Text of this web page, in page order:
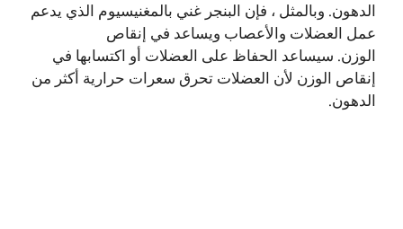
الدهون. وبالمثل ، فإن البنجر غني بالمغنيسيوم الذي يدعم
عمل العضلات والأعصاب ويساعد في إنقاص
الوزن. سيساعد الحفاظ على العضلات أو اكتسابها في
إنقاص الوزن لأن العضلات تحرق سعرات حرارية أكثر من
الدهون.